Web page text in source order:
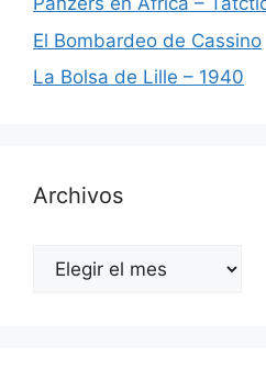
El Bombardeo de Cassino
La Bolsa de Lille – 1940
Archivos
Archivos